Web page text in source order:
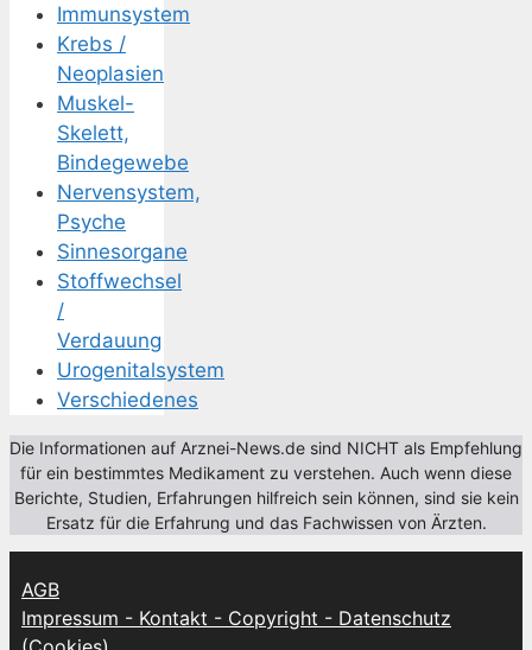
Immunsystem
Krebs /
Neoplasien
Muskel-
Skelett,
Bindegewebe
Nervensystem,
Psyche
Sinnesorgane
Stoffwechsel
/
Verdauung
Urogenitalsystem
Verschiedenes
Die Informationen auf Arznei-News.de sind NICHT als Empfehlung
für ein bestimmtes Medikament zu verstehen. Auch wenn diese
Berichte, Studien, Erfahrungen hilfreich sein können, sind sie kein
Ersatz für die Erfahrung und das Fachwissen von Ärzten.
AGB
Impressum - Kontakt - Copyright - Datenschutz